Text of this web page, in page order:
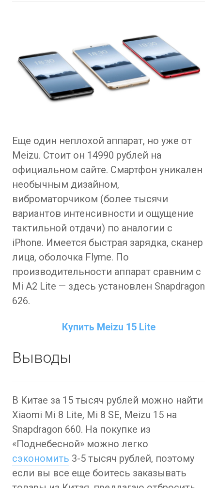
Еще один неплохой аппарат, но уже от
Meizu. Стоит он 14990 рублей на
официальном сайте. Смартфон уникален
необычным дизайном,
виброматорчиком (более тысячи
вариантов интенсивности и ощущение
тактильной отдачи) по аналогии с
iPhone. Имеется быстрая зарядка, сканер
лица, оболочка Flyme. По
производительности аппарат сравним с
Mi A2 Lite — здесь установлен Snapdragon
626.
Купить Meizu 15 Lite
Выводы
В Китае за 15 тысяч рублей можно найти
Xiaomi Mi 8 Lite, Mi 8 SE, Meizu 15 на
Snapdragon 660. На покупке из
«Поднебесной» можно легко
сэкономить 3-5 тысяч рублей, поэтому
если вы все еще боитесь заказывать